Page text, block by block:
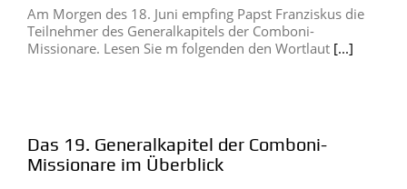
Am Morgen des 18. Juni empfing Papst Franziskus die
Teilnehmer des Generalkapitels der Comboni-
Missionare. Lesen Sie m folgenden den Wortlaut [...]
Das 19. Generalkapitel der Comboni-
Missionare im Überblick